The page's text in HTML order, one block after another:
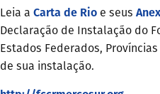
Leia a Carta de Rio e seus
Declaração de Instalação do
Estados Federados,
de sua instalação.